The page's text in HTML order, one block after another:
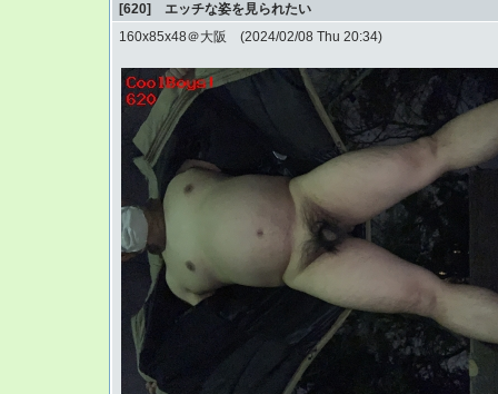
[620] エッチな姿を見られたい
160x85x48＠大阪 (2024/02/08 Thu 20:34)